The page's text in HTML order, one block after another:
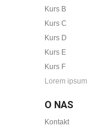
Kurs B
Kurs C
Kurs D
Kurs E
Kurs F
Lorem ipsum
O NAS
Kontakt